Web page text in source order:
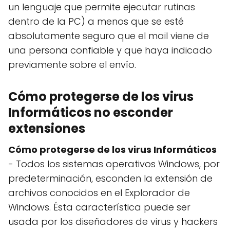
un lenguaje que permite ejecutar rutinas
dentro de la PC) a menos que se esté
absolutamente seguro que el mail viene de
una persona confiable y que haya indicado
previamente sobre el envío.
Cómo protegerse de los virus
Informáticos no esconder
extensiones
Cómo protegerse de los virus Informáticos
- Todos los sistemas operativos Windows, por
predeterminación, esconden la extensión de
archivos conocidos en el Explorador de
Windows. Ésta característica puede ser
usada por los diseñadores de virus y hackers